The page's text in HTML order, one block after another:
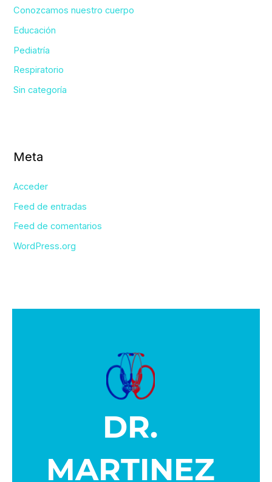
Conozcamos nuestro cuerpo
Educación
Pediatría
Respiratorio
Sin categoría
Meta
Acceder
Feed de entradas
Feed de comentarios
WordPress.org
DR.
MARTINEZ